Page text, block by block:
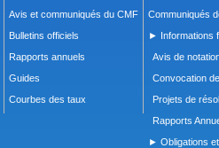
Avis et communiqués du CMF
Bulletins officiels
Rapports annuels
Guides
Courbes des taux
Communiqués
► Informations
Avis de
Convocation
Projets de
Rapports
► Obligations